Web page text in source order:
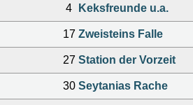
4 Keksfreunde u.a.
17 Zweisteins Falle
27 Station der Vorzeit
30 Seytanias Rache